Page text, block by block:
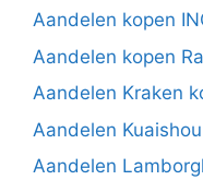
Aandelen kopen
Aandelen kopen
Aandelen Kraken
Aandelen
Aandelen